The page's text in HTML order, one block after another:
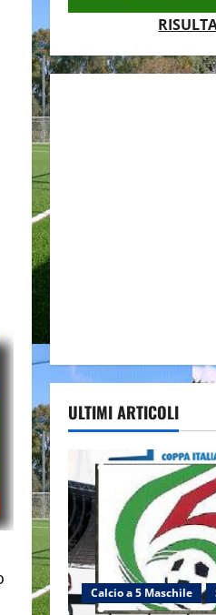
ULTIMI ARTICOLI
Calcio a 5 Maschile